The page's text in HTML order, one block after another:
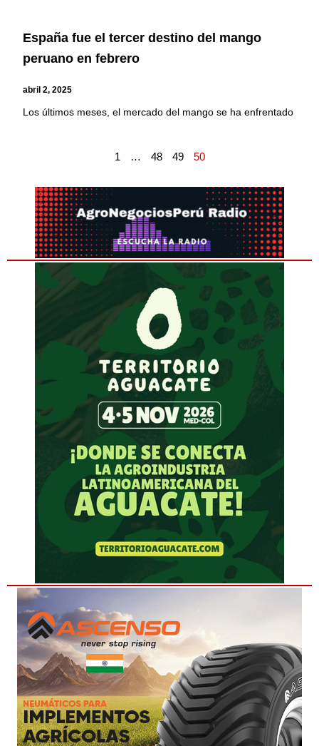
España fue el tercer destino del mango
peruano en febrero
abril 2, 2025
Los últimos meses, el mercado del mango se ha enfrentado
1 … 48 49 50